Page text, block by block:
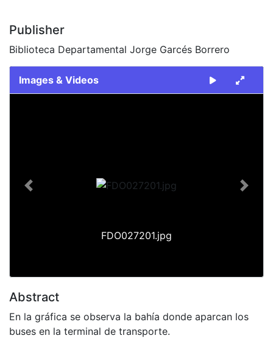
Publisher
Biblioteca Departamental Jorge Garcés Borrero
Images & Videos
FDO027201.jpg
Previous Next
Abstract
En la gráfica se observa la bahía donde aparcan los
buses en la terminal de transporte.